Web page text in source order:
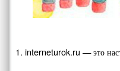
1. interneturok.ru — это